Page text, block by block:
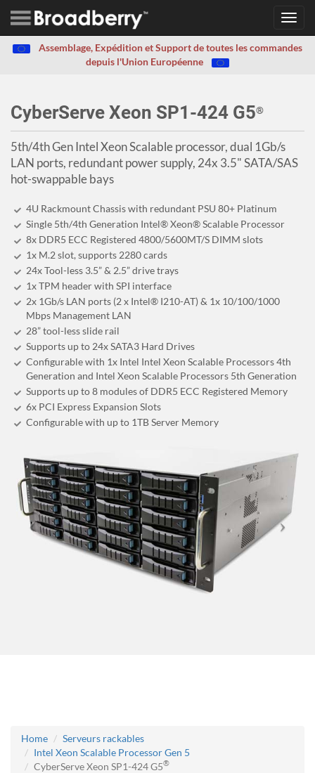
Assemblage, Expédition et Support de toutes les commandes
depuis l'Union Européenne
CyberServe Xeon SP1-424 G5®
5th/4th Gen Intel Xeon Scalable processor, dual 1Gb/s
LAN ports, redundant power supply, 24x 3.5" SATA/SAS
hot-swappable bays
4U Rackmount Chassis with redundant PSU 80+ Platinum
Single 5th/4th Generation Intel® Xeon® Scalable Processor
8x DDR5 ECC Registered 4800/5600MT/S DIMM slots
1x M.2 slot, supports 2280 cards
24x Tool-less 3.5” & 2.5” drive trays
1x TPM header with SPI interface
2x 1Gb/s LAN ports (2 x Intel® I210-AT) & 1x 10/100/1000
Mbps Management LAN
28” tool-less slide rail
Supports up to 24x SATA3 Hard Drives
Configurable with 1x Intel Intel Xeon Scalable Processors 4th
Generation and Intel Xeon Scalable Processors 5th Generation
Supports up to 8 modules of DDR5 ECC Registered Memory
6x PCI Express Expansion Slots
Configurable with up to 1TB Server Memory
Home
Serveurs rackables
Intel Xeon Scalable Processor Gen 5
CyberServe Xeon SP1-424 G5®